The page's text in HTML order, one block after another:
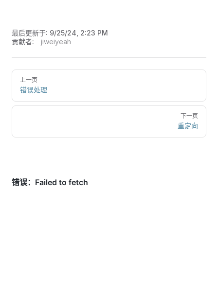
最后更新于: 9/25/24, 2:23 PM
贡献者:
jiweiyeah
上一页
错误处理
下一页
重定向